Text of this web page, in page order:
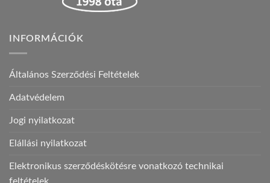
INFORMÁCIÓK
Általános Szerződési Feltételek
Adatvédelem
Jogi nyilatkozat
Elállási nyilatkozat
Elektronikus szerződéskötésre vonatkozó technikai